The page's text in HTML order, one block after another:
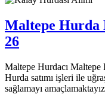
Maltepe Hurda
26
Maltepe Hurdacı Maltepe
Hurda satımı işleri ile
sağlamayı